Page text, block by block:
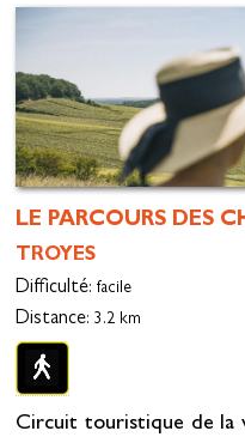
LE PARCOURS DES
TROYES
Difficulté: facile
Distance: 3.2 km
Circuit touristique de la